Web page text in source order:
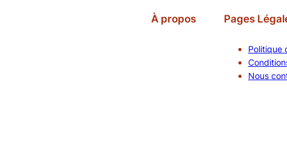
À propos Pages
Politique
Nous